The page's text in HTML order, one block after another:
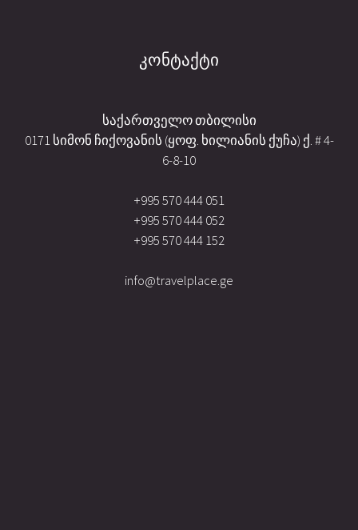
კონტაქტი
საქართველო თბილისი
0171 სიმონ ჩიქოვანის (ყოფ. ხილიანის ქუჩა) ქ. # 4-
6-8-10
+995 570 444 051
+995 570 444 052
+995 570 444 152
info@travelplace.ge